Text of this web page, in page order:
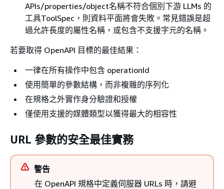
APIs/properties/object名稱不符合個別下游 LLMs 的
工具ToolSpec，則資料平面將會失敗。常見錯誤是超
過允許長度的屬性名稱，或包含不支援字元的名稱。
若要取得 OpenAPI 目標的最佳結果：
一律在所有操作中包含 operationId
使用簡單的參數結構，而非複雜的序列化
在規格之外實作身分驗證和授權
僅使用支援的媒體類型以獲得最大的相容性
URL 參數的安全最佳實務
警告
在 OpenAPI 規格中定義伺服器 URLs 時，請避